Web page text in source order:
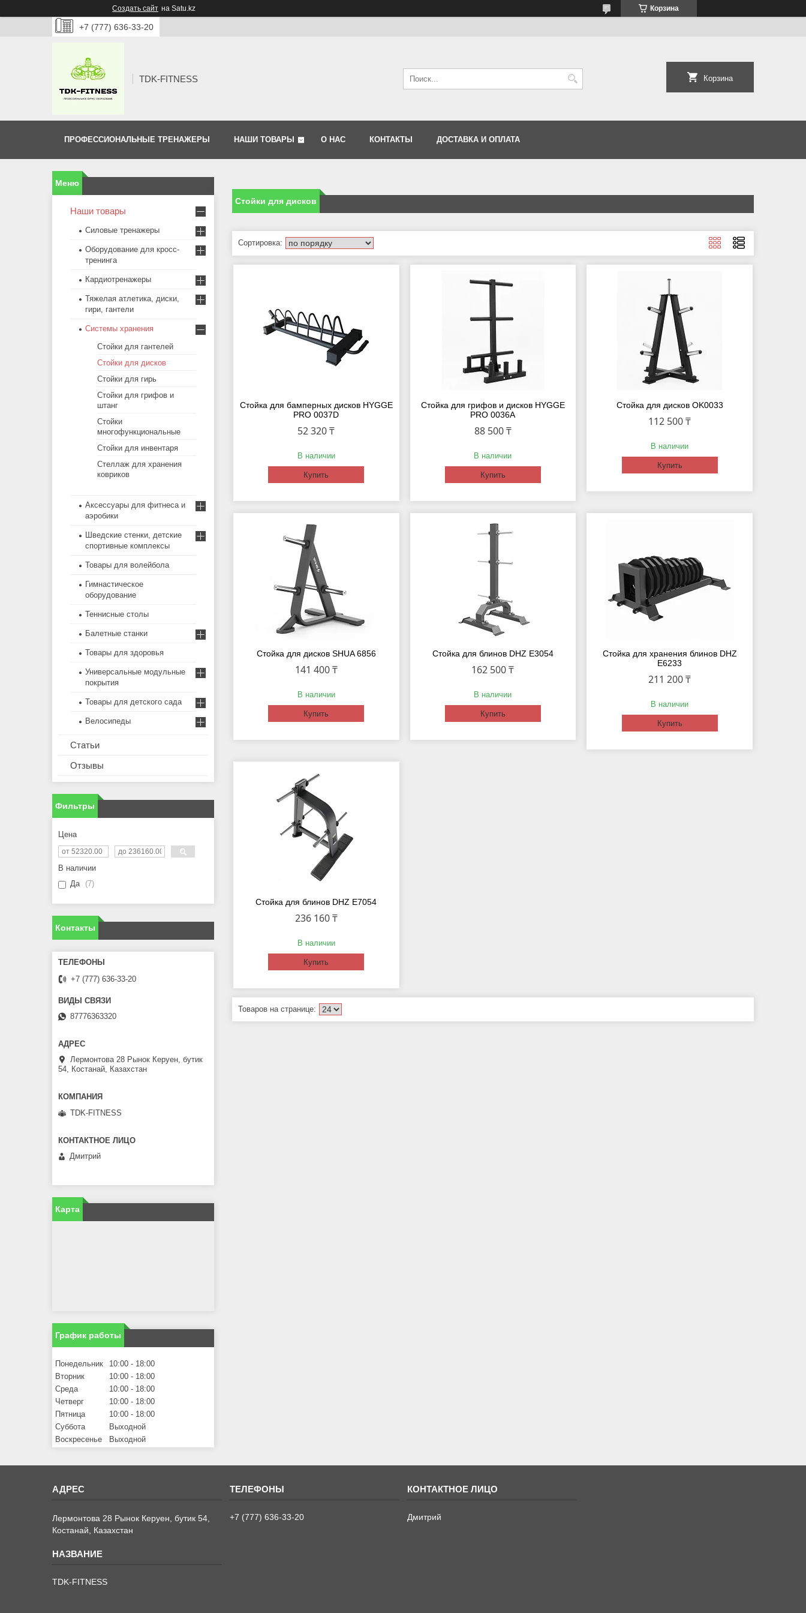
Создать сайт на Satu.kz Корзина
+7 (777) 636-33-20
TDK-FITNESS Корзина
ПРОФЕССИОНАЛЬНЫЕ ТРЕНАЖЕРЫ НАШИ ТОВАРЫ О НАС КОНТАКТЫ ДОСТАВКА И ОПЛАТА
Стойки для дисков
Стойка для бамперных дисков HYGGE
PRO 0037D
52 320 ₸
В наличии
Купить
Стойка для грифов и дисков HYGGE
PRO 0036A
88 500 ₸
В наличии
Купить
Стойка для дисков OK0033
112 500 ₸
В наличии
Купить
Стойка для дисков SHUA 6856
141 400 ₸
В наличии
Купить
Стойка для блинов DHZ E3054
162 500 ₸
В наличии
Купить
Стойка для хранения блинов DHZ
E6233
211 200 ₸
В наличии
Купить
Стойка для блинов DHZ E7054
236 160 ₸
В наличии
Купить
Наши товары
Силовые тренажеры
Оборудование для кросс-
тренинга
Кардиотренажеры
Тяжелая атлетика, диски,
гири, гантели
Системы хранения
Стойки для гантелей
Стойки для дисков
Стойки для гирь
Стойки для грифов и
штанг
Стойки
многофункциональные
Стойки для инвентаря
Стеллаж для хранения
ковриков
Аксессуары для фитнеса и
аэробики
Шведские стенки, детские
спортивные комплексы
Товары для волейбола
Гимнастическое
оборудование
Теннисные столы
Балетные станки
Товары для здоровья
Универсальные модульные
покрытия
Товары для детского сада
Велосипеды
Статьи
Отзывы
Фильтры
Цена
В наличии
Да
7
Контакты
+7 (777) 636-33-20
87776363320
Лермонтова 28 Рынок Керуен, бутик
54, Костанай, Казахстан
TDK-FITNESS
Дмитрий
Карта
График работы
Понедельник 10:00
18:00
Вторник
10:00
18:00
Среда
10:00
18:00
Четверг
10:00
18:00
Пятница
10:00
18:00
Суббота
Выходной
Воскресенье
Выходной
Лермонтова 28 Рынок Керуен, бутик 54,
Костанай, Казахстан
TDK-FITNESS
+7 (777) 636-33-20 Дмитрий